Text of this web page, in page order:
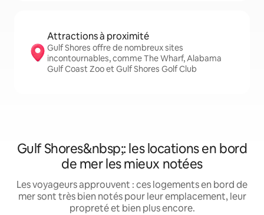
Attractions à proximité
Gulf Shores offre de nombreux sites
incontournables, comme The Wharf, Alabama
Gulf Coast Zoo et Gulf Shores Golf Club
Gulf Shores&nbsp;: les locations en bord
de mer les mieux notées
Les voyageurs approuvent : ces logements en bord de
mer sont très bien notés pour leur emplacement, leur
propreté et bien plus encore.